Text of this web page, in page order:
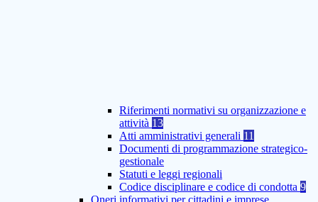
Riferimenti normativi su organizzazione e
attività 13
Atti amministrativi generali 11
Documenti di programmazione strategico-
gestionale
Statuti e leggi regionali
Codice disciplinare e codice di condotta 9